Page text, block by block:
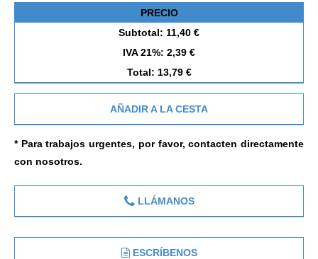
PRECIO
Subtotal: 11,40 €
IVA 21%: 2,39 €
Total: 13,79 €
AÑADIR A LA CESTA
* Para trabajos urgentes, por favor, contacten directamente
con nosotros.
LLÁMANOS
ESCRÍBENOS